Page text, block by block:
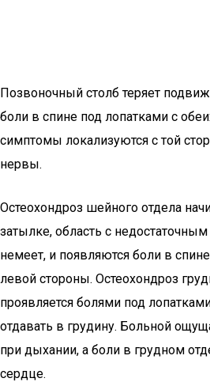
Позвоночный столб теряет
боли в спине под лопатками с
симптомы локализуются с той
нервы.
Остеохондроз шейного отдела
затылке, область с
немеет, и появляются боли в
левой стороны. Остеохондроз
проявляется болями под
отдавать в грудину. Больной
при дыхании, а боли в грудном
сердце.